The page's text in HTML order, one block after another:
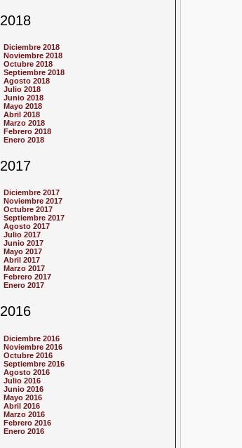
2018
Diciembre 2018
Noviembre 2018
Octubre 2018
Septiembre 2018
Agosto 2018
Julio 2018
Junio 2018
Mayo 2018
Abril 2018
Marzo 2018
Febrero 2018
Enero 2018
2017
Diciembre 2017
Noviembre 2017
Octubre 2017
Septiembre 2017
Agosto 2017
Julio 2017
Junio 2017
Mayo 2017
Abril 2017
Marzo 2017
Febrero 2017
Enero 2017
2016
Diciembre 2016
Noviembre 2016
Octubre 2016
Septiembre 2016
Agosto 2016
Julio 2016
Junio 2016
Mayo 2016
Abril 2016
Marzo 2016
Febrero 2016
Enero 2016